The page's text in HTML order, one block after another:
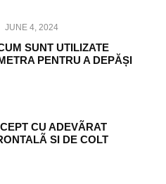
JUNE 4, 2024
SUNT UTILIZATE
PENTRU A DEPĂȘI
CU ADEVÃRAT
SI DE COLT